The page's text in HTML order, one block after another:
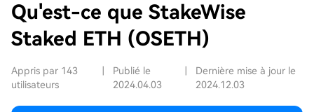
Qu'est-ce que StakeWise
Staked ETH (OSETH)
Appris par 143
utilisateurs
Publié le
2024.04.03
Dernière mise à jour le
2024.12.03